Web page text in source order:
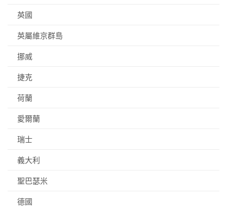
英國
英屬維京群島
挪威
捷克
荷蘭
愛爾蘭
瑞士
義大利
聖巴瑟米
德國